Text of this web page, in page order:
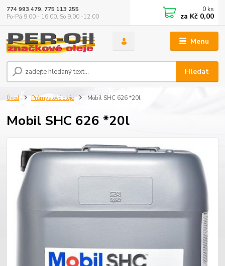
Menu
Hledat
774 993 479, 775 113 255
Po-Pá 9.00 - 16.00, So 9.00 -12.00
0 ks
za Kč 0,00
Úvod Průmyslové oleje Mobil SHC 626 *20l
Mobil SHC 626 *20l